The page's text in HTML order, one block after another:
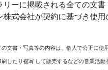
ーに掲載される全ての文
式会社が契約に基づき使
文書・写真等の内容は、個人で公正に使
したり複写 して販売するなどの営業活動